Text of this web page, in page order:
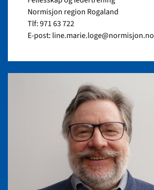
Normisjon region Rogaland
Tlf: 971 63 722
E-post: line.marie.loge@normisjon.no
article
"Inge
Morten
Paulsen"